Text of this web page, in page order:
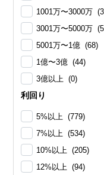
1001万〜3000万
3001万〜5000万
5001万〜1億 (68)
1億〜3億 (44)
3億以上 (0)
利回り
5%以上 (779)
7%以上 (534)
10%以上 (205)
12%以上 (94)